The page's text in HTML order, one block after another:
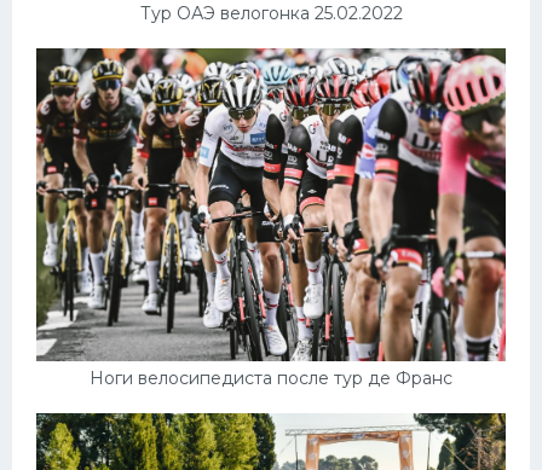
Тур ОАЭ велогонка 25.02.2022
Ноги велосипедиста после тур де Франс